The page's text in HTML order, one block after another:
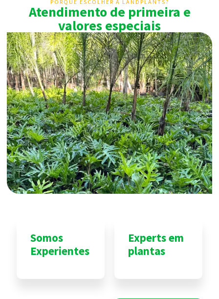
PORQUE ESCOLHER A LANDPLANTS?
Atendimento de primeira e
valores especiais
Somos
Experientes
Experts em
plantas